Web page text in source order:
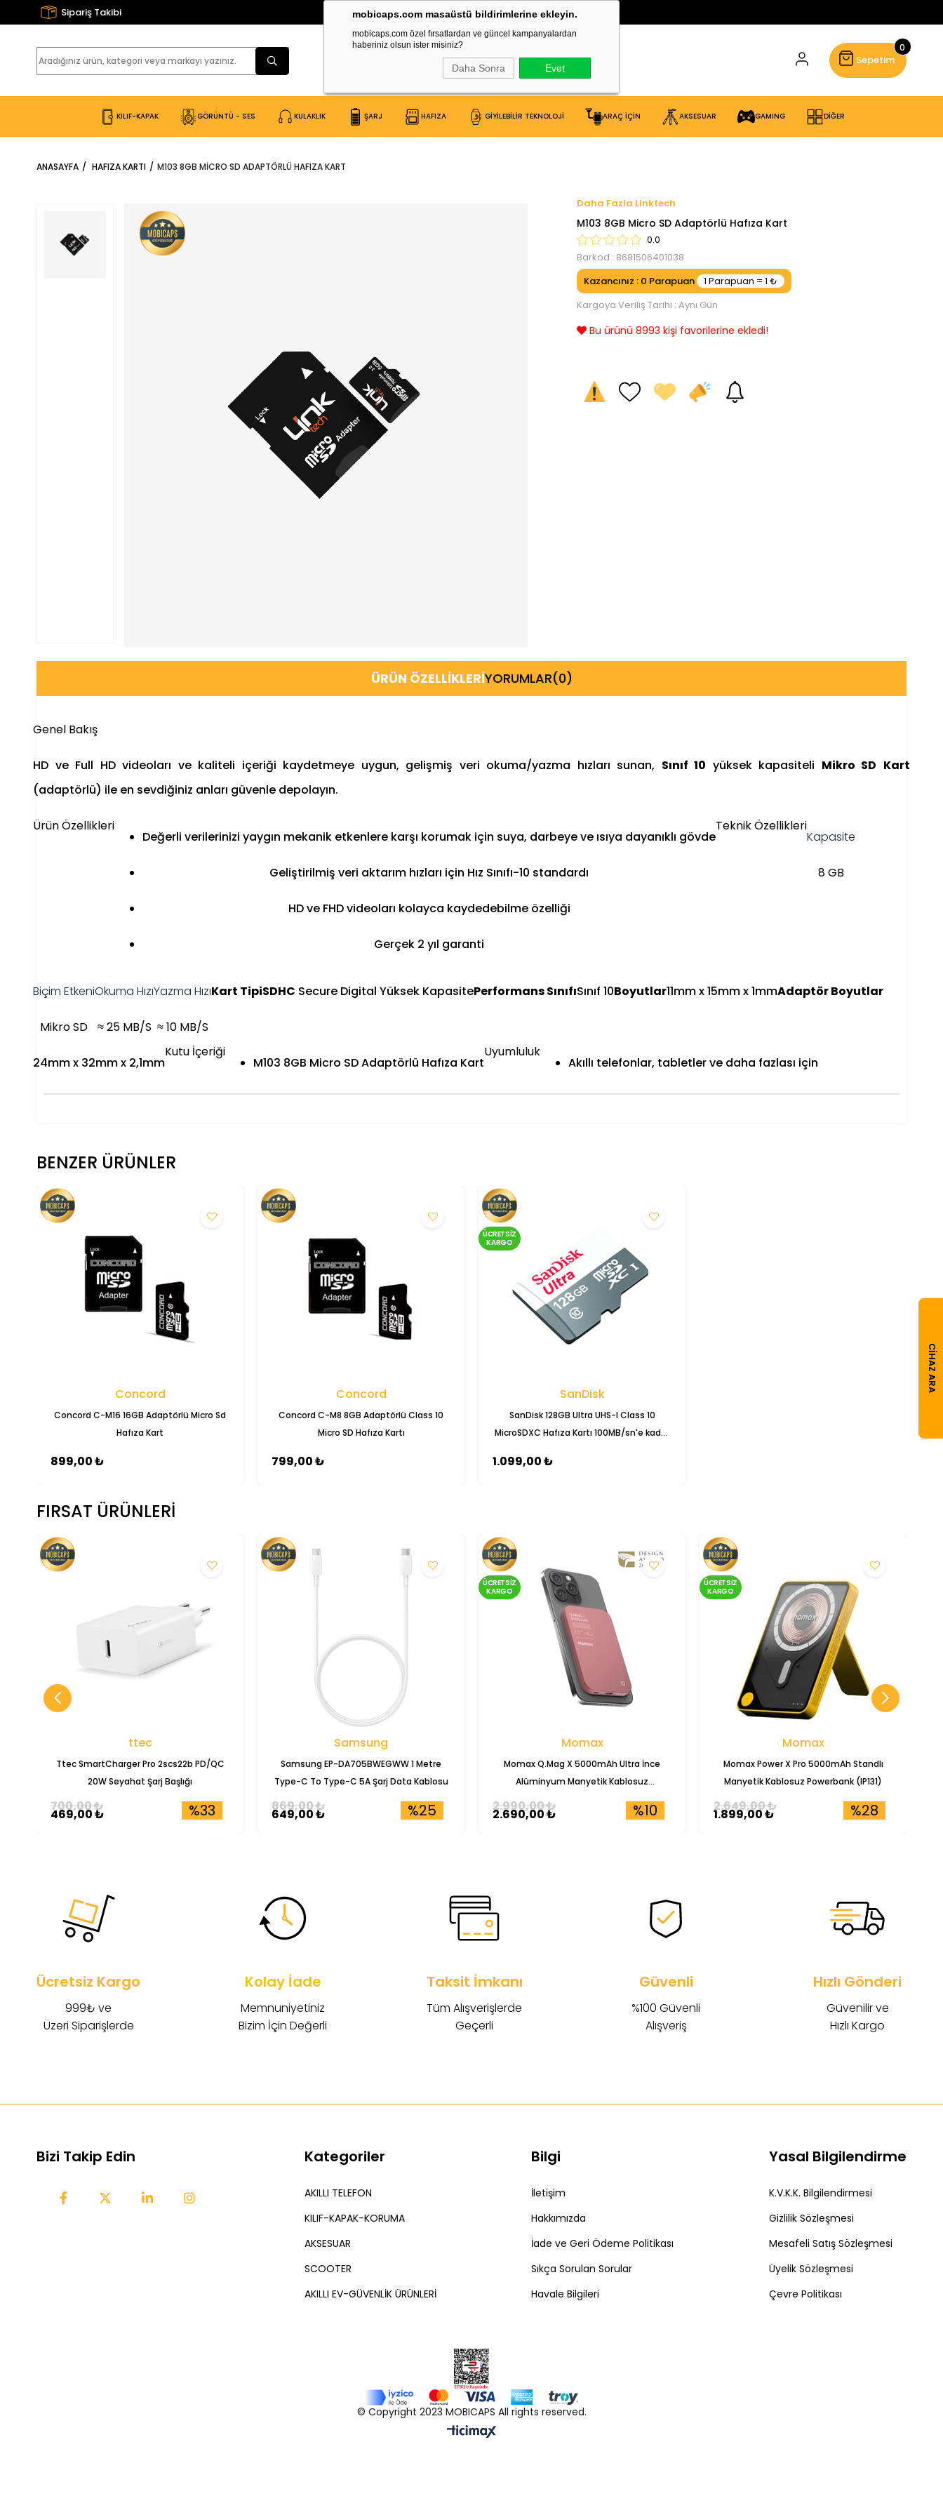
mobicaps.com masaüstü bildirimlerine ekleyin.
mobicaps.com özel fırsatlardan ve güncel kampanyalardan
haberiniz olsun ister misiniz?
Daha Sonra Evet
Sipariş Takibi 30.000 Çeşit Ürün Burada!
Sepetim
0
KILIF-KAPAK GÖRÜNTÜ - SES KULAKLIK ŞARJ HAFIZA GİYİLEBİLİR TEKNOLOJİ ARAÇ İÇİN AKSESUAR GAMING DİĞER
ANASAYFA HAFIZA KARTI M103 8GB MICRO SD ADAPTÖRLÜ HAFIZA KART
Linktech
M103 8GB Micro SD Adaptörlü Hafıza Kart
0.0
Barkod : 8681506401038
Kazancınız : 0
Kargoya Veriliş Tarihi : Aynı Gün
Bu ürünü 8993 kişi favorilerine ekledi!
ÜRÜN ÖZELLIKLERIYORUMLAR(0)
Genel Bakış
HD ve Full HD videoları ve kaliteli içeriği kaydetmeye uygun, gelişmiş veri okuma/yazma hızları sunan, Sınıf 10 yüksek kapasiteli Mikro SD Kart
(adaptörlü) ile en sevdiğiniz anları güvenle depolayın.
Ürün Özellikleri
Değerli verilerinizi yaygın mekanik etkenlere karşı korumak için suya, darbeye ve ısıya dayanıklı gövde
Geliştirilmiş veri aktarım hızları için Hız Sınıfı-10 standardı
HD ve FHD videoları kolayca kaydedebilme özelliği
Gerçek 2 yıl garanti
Teknik Özellikleri
Kapasite
8 GB
Biçim Etkeni
Mikro SD
Okuma Hızı
≈ 25 MB/S
Yazma Hızı
≈ 10 MB/S
Kart TipiSDHC Secure Digital Yüksek KapasitePerformans SınıfıSınıf 10Boyutlar11mm x 15mm x 1mmAdaptör Boyutlar
24mm x 32mm x 2,1mm​
Kutu İçeriği
M103 8GB Micro SD Adaptörlü Hafıza Kart
Uyumluluk
Akıllı telefonlar, tabletler ve daha fazlası için
BENZER ÜRÜNLER
Concord
Concord C-M16 16GB Adaptörlü Micro Sd
Hafıza Kart
899,00 ₺
Concord
Concord C-M8 8GB Adaptörlü Class 10
Micro SD Hafıza Kartı
799,00 ₺
SanDisk
SanDisk 128GB Ultra UHS-I Class 10
MicroSDXC Hafıza Kartı 100MB/sn'e kadar
ÜCRETSIZ
KARGO
1.099,00 ₺
FIRSAT ÜRÜNLERI
ttec
Ttec SmartCharger Pro 2scs22b PD/QC
20W Seyahat Şarj Başlığı
%33
469,00 ₺
700,00 ₺
Samsung
Samsung EP-DA705BWEGWW 1 Metre
Type-C To Type-C 5A Şarj Data Kablosu
%25
649,00 ₺
869,00 ₺
Momax
Momax Q.Mag X 5000mAh Ultra İnce
Alüminyum Manyetik Kablosuz
Powerbank (IP116)
ÜCRETSIZ
KARGO
%10
2.690,00 ₺
2.990,00 ₺
Momax
Momax Power X Pro 5000mAh Standlı
Manyetik Kablosuz Powerbank (IP131)
ÜCRETSIZ
KARGO
%28
1.899,00 ₺
2.649,00 ₺
Ücretsiz Kargo
999₺ ve
Üzeri Siparişlerde
Kolay İade
Memnuniyetiniz
Bizim İçin Değerli
Taksit İmkanı
Tüm Alışverişlerde
Geçerli
Güvenli
%100 Güvenli
Alışveriş
Hızlı Gönderi
Güvenilir ve
Hızlı Kargo
Bizi Takip Edin Kategoriler
AKILLI TELEFON
KILIF-KAPAK-KORUMA
AKSESUAR
SCOOTER
AKILLI EV-GÜVENLİK ÜRÜNLERİ
Bilgi
İletişim
Hakkımızda
İade ve Geri Ödeme Politikası
Sıkça Sorulan Sorular
Havale Bilgileri
Yasal Bilgilendirme
K.V.K.K. Bilgilendirmesi
Gizlilik Sözleşmesi
Mesafeli Satış Sözleşmesi
Üyelik Sözleşmesi
Çevre Politikası
© Copyright 2023 MOBICAPS All rights reserved.
CIHAZ ARA